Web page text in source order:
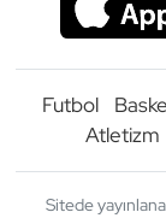
Futbol
Atletizm
Sitede